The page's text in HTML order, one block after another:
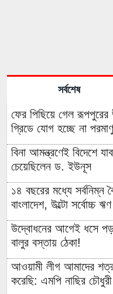
সর্বশেষ
ফের পিছিয়ে গেল রূপপুরের
গ্রিডে যোগ হচ্ছে না
বিনা আমন্ত্রণেই বিদেশে
চেয়েছিলেন ড. ইউনূস
১৪ বছরের মধ্যে সর্বনিম্ন
বাংলাদেশ, উল্টো সর্বোচ্চ
উদ্বোধনের আগেই ধসে
বালুর বস্তায় ঠেকা!
আওয়ামী লীগ আমাদের
করেছি: এমপি নাছির চৌধুরী